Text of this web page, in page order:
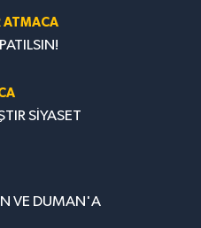
ATMACA
SİYASET
VE DUMAN'A